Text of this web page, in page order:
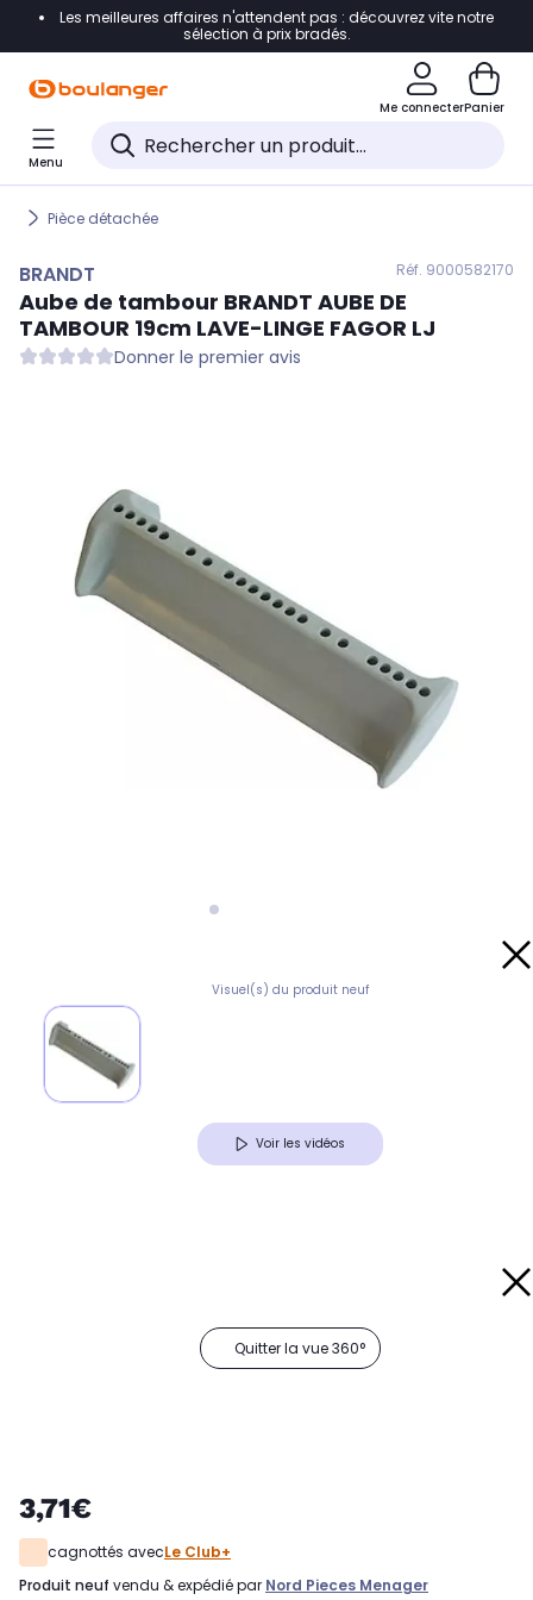
Accéder directement à la navigation
Accéder directement au pied de page
Accéder directement au chatbot
Les meilleures affaires n'attendent pas : découvrez vite notre
sélection à prix bradés.
Me connecterPanier
Menu
Pièce détachée
BRANDT Réf. 9000582170
Aube de tambour BRANDT AUBE DE
TAMBOUR 19cm LAVE-LINGE FAGOR LJ
Donner le premier avis
Visuel(s) du produit neuf
Voir les vidéos
Quitter la vue 360°
3,71€
cagnottés avecLe Club+
produit neuf vendu & expédié par Nord Pieces Menager